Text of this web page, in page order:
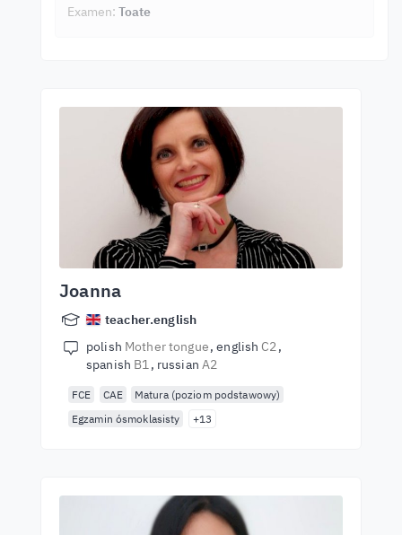
Examen: Toate
Joanna
teacher.english
polish Mother tongue english C2
spanish B1 russian A2
FCE CAE
Matura (poziom podstawowy)
Egzamin ósmoklasisty
+13